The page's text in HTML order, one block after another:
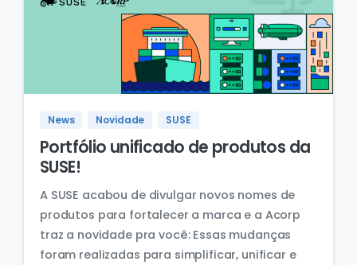
News Novidade SUSE
Portfólio unificado de produtos da
SUSE!
A SUSE acabou de divulgar novos nomes de
produtos para fortalecer a marca e a Acorp
traz a novidade pra você: Essas mudanças
foram realizadas para simplificar, unificar e